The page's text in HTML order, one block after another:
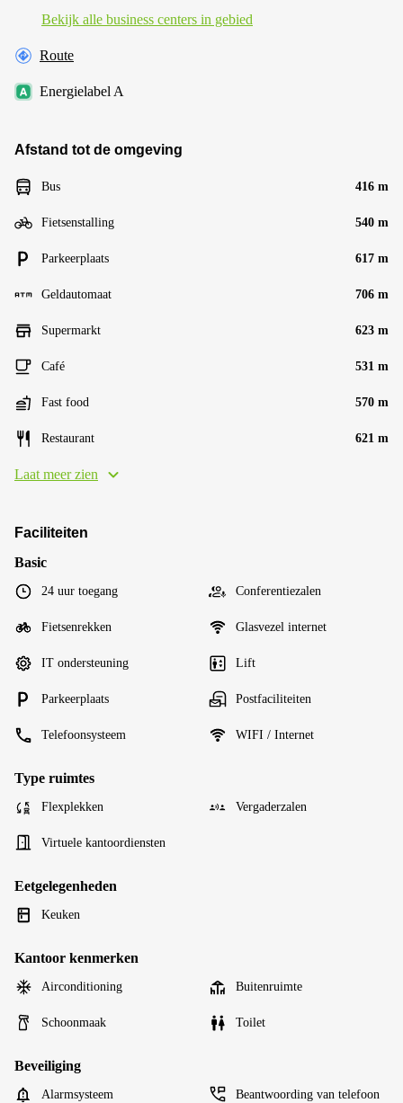
Bekijk alle business centers in gebied
Route
Energielabel A
Afstand tot de omgeving
Bus 416 m
Fietsenstalling 540 m
Parkeerplaats 617 m
Geldautomaat 706 m
Supermarkt 623 m
Café 531 m
Fast food 570 m
Restaurant 621 m
Laat meer zien
Faciliteiten
Basic
24 uur toegang Conferentiezalen
Fietsenrekken Glasvezel internet
IT ondersteuning Lift
Parkeerplaats Postfaciliteiten
Telefoonsysteem WIFI / Internet
Type ruimtes
Flexplekken Vergaderzalen
Virtuele kantoordiensten
Eetgelegenheden
Keuken
Kantoor kenmerken
Airconditioning Buitenruimte
Schoonmaak Toilet
Beveiliging
Alarmsysteem Beantwoording van telefoon